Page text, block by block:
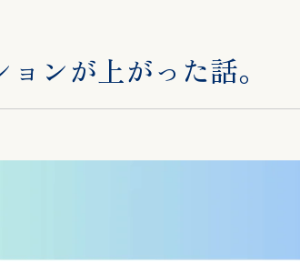
ンが上がった話。